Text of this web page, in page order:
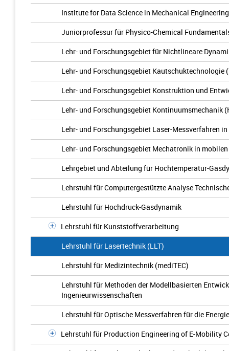
Institute for Data Science in Mechanical Engineering
Juniorprofessur für Physico-Chemical
Lehr- und Forschungsgebiet für Nichtlineare
Lehr- und Forschungsgebiet Kautschuktechnologie
Lehr- und Forschungsgebiet Konstruktion und
Lehr- und Forschungsgebiet Kontinuumsmechanik
Lehr- und Forschungsgebiet Laser-Messverfahren
Lehr- und Forschungsgebiet Mechatronik in
Lehrgebiet und Abteilung für Hochtemperatur-
Lehrstuhl für Computergestützte Analyse
Lehrstuhl für Hochdruck-Gasdynamik
Lehrstuhl für Kunststoffverarbeitung
Lehrstuhl für Lasertechnik (LLT)
Lehrstuhl für Medizintechnik (mediTEC)
Lehrstuhl für Methoden der Modellbasierten
Ingenieurwissenschaften
Lehrstuhl für Optische Messverfahren für die
Lehrstuhl für Production Engineering of E-Mobility